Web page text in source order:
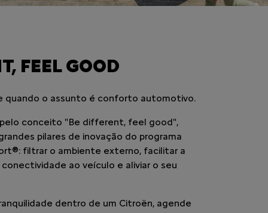
FEEL GOOD
quando o assunto é conforto automotivo.
conceito "Be different, feel good",
pilares de inovação do programa
filtrar o ambiente externo, facilitar a
ao veículo e aliviar o seu
dentro de um Citroën, agende